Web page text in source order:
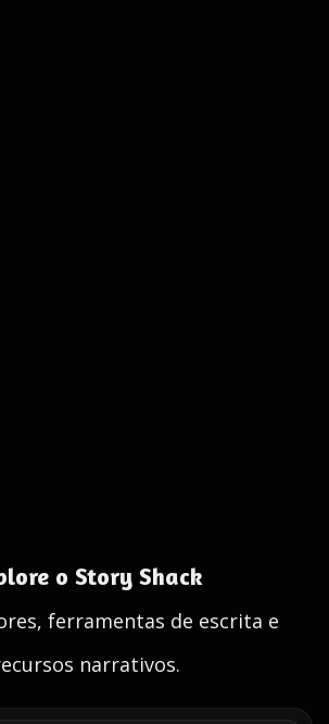
o Story Shack
ferramentas de escrita e
narrativos.